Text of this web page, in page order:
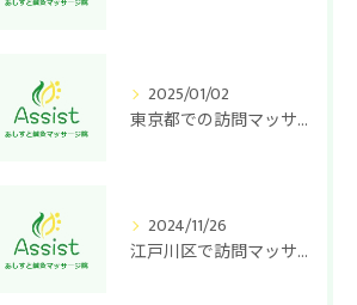
2025/01/02
東京都での訪問マッサージ開業: 成功するための求人戦略とポイント
2024/11/26
江戸川区で訪問マッサージを開業するためのステップと成功への秘訣